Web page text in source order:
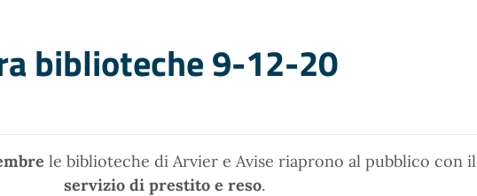
biblioteche 9-12-20
le biblioteche di Arvier e Avise riaprono al pubblico con il
servizio di prestito e reso.